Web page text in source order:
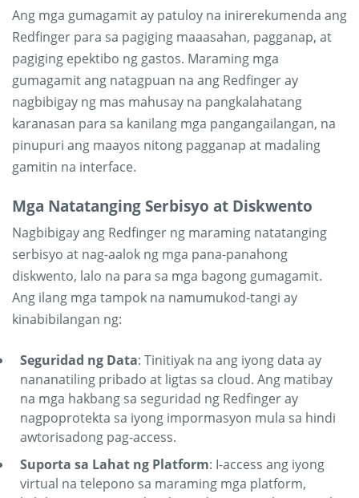
Ang mga gumagamit ay patuloy na inirerekumenda ang
Redfinger para sa pagiging maaasahan, pagganap, at
pagiging epektibo ng gastos. Maraming mga
gumagamit ang natagpuan na ang Redfinger ay
nagbibigay ng mas mahusay na pangkalahatang
karanasan para sa kanilang mga pangangailangan, na
pinupuri ang maayos nitong pagganap at madaling
gamitin na interface.
Mga Natatanging Serbisyo at Diskwento
Nagbibigay ang Redfinger ng maraming natatanging
serbisyo at nag-aalok ng mga pana-panahong
diskwento, lalo na para sa mga bagong gumagamit.
Ang ilang mga tampok na namumukod-tangi ay
kinabibilangan ng:
Seguridad ng Data: Tinitiyak na ang iyong data ay
nananatiling pribado at ligtas sa cloud. Ang matibay
na mga hakbang sa seguridad ng Redfinger ay
nagpoprotekta sa iyong impormasyon mula sa hindi
awtorisadong pag-access.
Suporta sa Lahat ng Platform: I-access ang iyong
virtual na telepono sa maraming mga platform,